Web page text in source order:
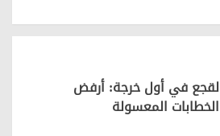
لقجع في أول خرجة: أرفض
الخطابات المعسولة